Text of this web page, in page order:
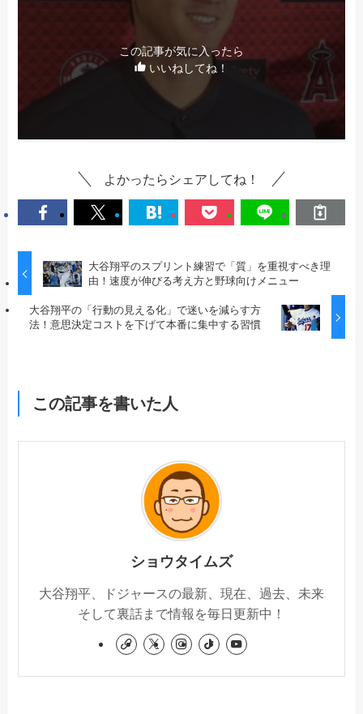
この記事が気に入ったら
いいねしてね！
よかったらシェアしてね！
大谷翔平のスプリント練習で「質」を重視すべき理
由！速度が伸びる考え方と野球向けメニュー
大谷翔平の「行動の見える化」で迷いを減らす方
法！意思決定コストを下げて本番に集中する習慣
この記事を書いた人
ショウタイムズ
大谷翔平、ドジャースの最新、現在、過去、未来
そして裏話まで情報を毎日更新中！